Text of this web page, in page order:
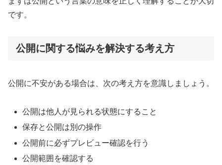
です。
公開に関する悩みを解決する考え方
公開に不安がある場合は、次の考え方を意識しましょう。
公開は他人が見られる状態にすること
保存と公開は別の操作
公開前に必ずプレビュー確認を行う
公開範囲を確認する